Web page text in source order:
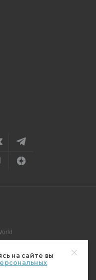
на сайте вы
с мнением редакции.
Эл № ФС77-82485